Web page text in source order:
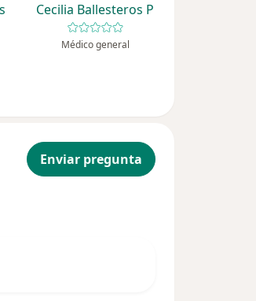
Cecilia Ballesteros P
Médico general
Enviar pregunta